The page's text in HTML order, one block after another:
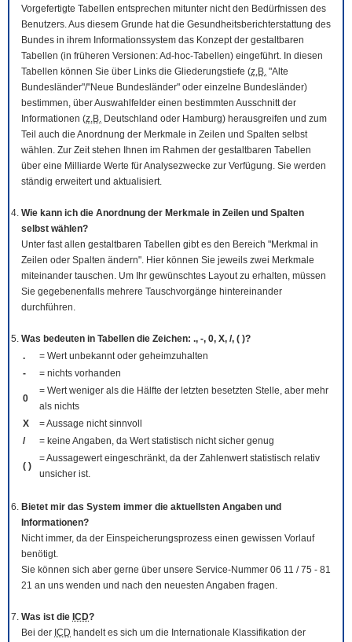
Vorgefertigte Tabellen entsprechen mitunter nicht den Bedürfnissen des
Benutzers. Aus diesem Grunde hat die Gesundheitsberichterstattung des
Bundes in ihrem Informationssystem das Konzept der gestaltbaren
Tabellen (in früheren Versionen: Ad-hoc-Tabellen) eingeführt. In diesen
Tabellen können Sie über Links die Gliederungstiefe (z.B. "Alte
Bundesländer"/"Neue Bundesländer" oder einzelne Bundesländer)
bestimmen, über Auswahlfelder einen bestimmten Ausschnitt der
Informationen (z.B. Deutschland oder Hamburg) herausgreifen und zum
Teil auch die Anordnung der Merkmale in Zeilen und Spalten selbst
wählen. Zur Zeit stehen Ihnen im Rahmen der gestaltbaren Tabellen
über eine Milliarde Werte für Analysezwecke zur Verfügung. Sie werden
ständig erweitert und aktualisiert.
Wie kann ich die Anordnung der Merkmale in Zeilen und Spalten
selbst wählen?
Unter fast allen gestaltbaren Tabellen gibt es den Bereich "Merkmal in
Zeilen oder Spalten ändern". Hier können Sie jeweils zwei Merkmale
miteinander tauschen. Um Ihr gewünschtes Layout zu erhalten, müssen
Sie gegebenenfalls mehrere Tauschvorgänge hintereinander
durchführen.
Was bedeuten in Tabellen die Zeichen: ., -, 0, X, /, ( )?
.
= Wert unbekannt oder geheimzuhalten
-
= nichts vorhanden
0
= Wert weniger als die Hälfte der letzten besetzten Stelle, aber mehr
als nichts
X
= Aussage nicht sinnvoll
/
= keine Angaben, da Wert statistisch nicht sicher genug
( )
= Aussagewert eingeschränkt, da der Zahlenwert statistisch relativ
unsicher ist.
Bietet mir das System immer die aktuellsten Angaben und
Informationen?
Nicht immer, da der Einspeicherungsprozess einen gewissen Vorlauf
benötigt.
Sie können sich aber gerne über unsere Service-Nummer 06 11 / 75 - 81
21 an uns wenden und nach den neuesten Angaben fragen.
Was ist die ICD?
Bei der ICD handelt es sich um die Internationale Klassifikation der